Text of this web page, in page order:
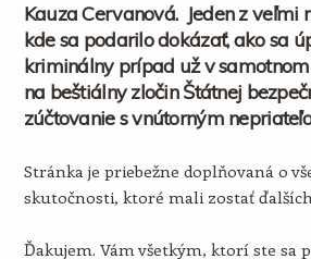
Kauza Cervanová. Jeden z veľmi
kde sa podarilo dokázať, ako sa
kriminálny prípad už v
na beštiálny zločin Štátnej
zúčtovanie s vnútorným
Stránka je priebežne doplňovaná o
skutočnosti, ktoré mali zostať
Ďakujem. Vám všetkým, ktorí ste sa